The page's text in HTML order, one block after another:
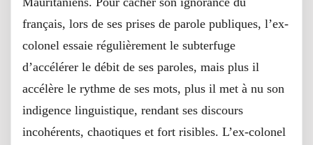
français, lors de ses prises de parole publiques, l’ex-
colonel essaie régulièrement le subterfuge
d’accélérer le débit de ses paroles, mais plus il
accélère le rythme de ses mots, plus il met à nu son
indigence linguistique, rendant ses discours
incohérents, chaotiques et fort risibles. L’ex-colonel